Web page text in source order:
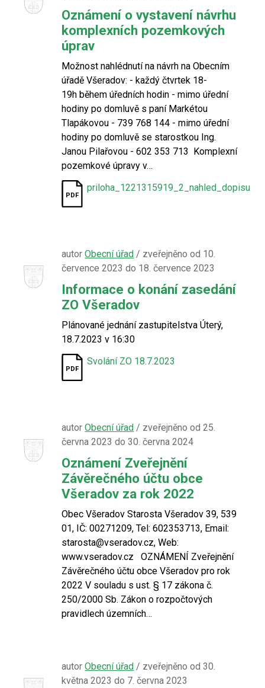
Oznámení o vystavení návrhu
komplexních pozemkových
úprav
Možnost nahlédnutí na návrh na Obecním
úřadě Všeradov: - každý čtvrtek 18-
19h během úředních hodin - mimo úřední
hodiny po domluvě s paní Markétou
Tlapákovou - 739 768 144 - mimo úřední
hodiny po domluvě se starostkou Ing.
Janou Pilařovou - 602 353 713 Komplexní
pozemkové úpravy v…
priloha_1221315919_2_nahled_dopisu
autorObecní úřad / zveřejněno od 10.
července 2023 do 18. července 2023
Informace o konání zasedání
ZO Všeradov
Plánované jednání zastupitelstva Úterý,
18.7.2023 v 16:30
Svolání ZO 18.7.2023
autorObecní úřad / zveřejněno od 25.
června 2023 do 30. června 2024
Oznámení Zveřejnění
Závěrečného účtu obce
Všeradov za rok 2022
Obec Všeradov Starosta Všeradov 39, 539
01, IČ: 00271209, Tel: 602353713, Email:
starosta@vseradov.cz, Web:
www.vseradov.cz OZNÁMENÍ Zveřejnění
Závěrečného účtu obce Všeradov pro rok
2022 V souladu s ust. § 17 zákona č.
250/2000 Sb. Zákon o rozpočtových
pravidlech územních…
autorObecní úřad / zveřejněno od 30.
května 2023 do 7. června 2023